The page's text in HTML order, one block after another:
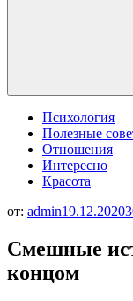
Психология
Полезные
Отношения
Интересно
Красота
от: admin19.12.2020
Смешные
концом